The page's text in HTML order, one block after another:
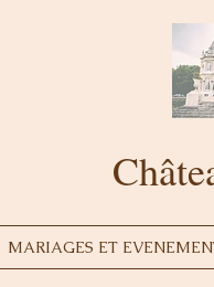
MARIAGES ET